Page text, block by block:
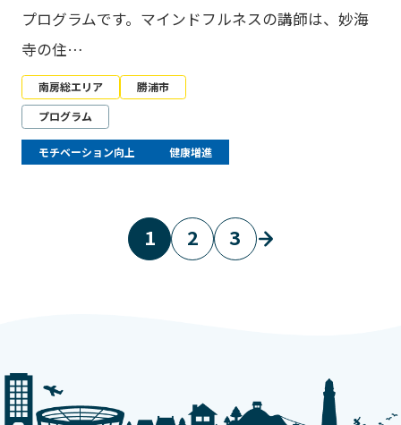
プログラムです。マインドフルネスの講師は、妙海
寺の住…
南房総エリア
勝浦市
プログラム
モチベーション向上 健康増進
1 2 3